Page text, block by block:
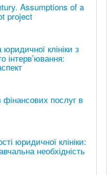
Assumptions of a
project
клініки з
інтерв’ювання:
послуг в
юридичної клініки:
необхідність